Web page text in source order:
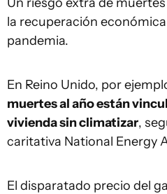
la recuperación
pandemia.
En Reino Unido, por
muertes al año están
vivienda sin climatizar,
caritativa National Energy
El disparatado precio del